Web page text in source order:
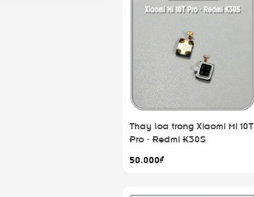
Thay loa trong Xiaomi Mi 10T
Pro - Redmi K30S
50.000₫